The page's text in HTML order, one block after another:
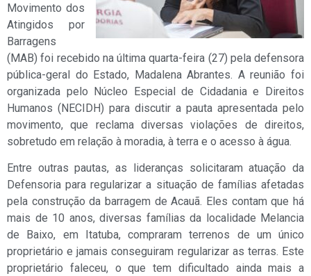
Movimento dos
Atingidos por
Barragens
(MAB) foi recebido na última quarta-feira (27) pela defensora
pública-geral do Estado, Madalena Abrantes. A reunião foi
organizada pelo Núcleo Especial de Cidadania e Direitos
Humanos (NECIDH) para discutir a pauta apresentada pelo
movimento, que reclama diversas violações de direitos,
sobretudo em relação à moradia, à terra e o acesso à água.
Entre outras pautas, as lideranças solicitaram atuação da
Defensoria para regularizar a situação de famílias afetadas
pela construção da barragem de Acauã. Eles contam que há
mais de 10 anos, diversas famílias da localidade Melancia
de Baixo, em Itatuba, compraram terrenos de um único
proprietário e jamais conseguiram regularizar as terras. Este
proprietário faleceu, o que tem dificultado ainda mais a